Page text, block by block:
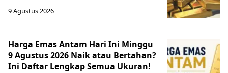
9 Agustus 2026
Harga Emas Antam Hari Ini Minggu
9 Agustus 2026 Naik atau Bertahan?
Ini Daftar Lengkap Semua Ukuran!